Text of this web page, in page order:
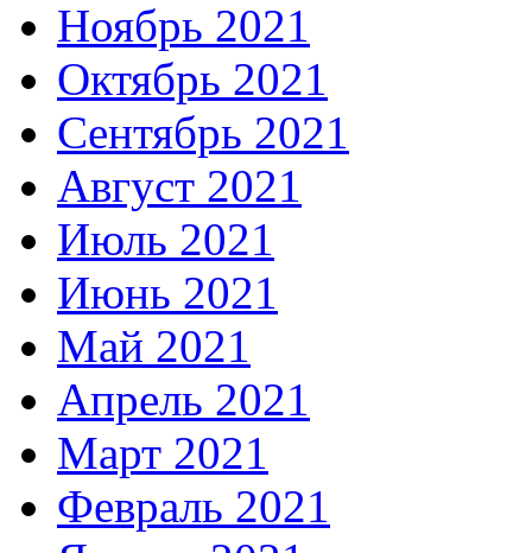
Ноябрь 2021
Октябрь 2021
Сентябрь 2021
Август 2021
Июль 2021
Июнь 2021
Май 2021
Апрель 2021
Март 2021
Февраль 2021